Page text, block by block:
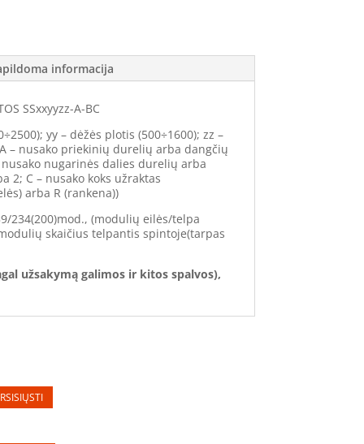
informacija
SSxxyyzz-A-BC
yy – dėžės plotis (500÷1600); zz –
– nusako priekinių durelių arba dangčių
nugarinės dalies durelių arba
2; C – nusako koks užraktas
arba R (rankena))
234(200)mod., (modulių eilės/telpa
skaičius telpantis spintoje(tarpas
užsakymą galimos ir kitos spalvos),